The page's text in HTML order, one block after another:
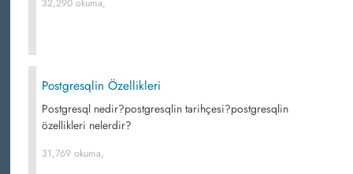
32,290 okuma,
Postgresqlin Özellikleri
Postgresql nedir?postgresqlin tarihçesi?postgresqlin
özellikleri nelerdir?
31,769 okuma,